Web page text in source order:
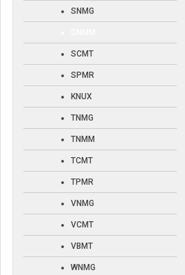
SNMG
SCMT
SPMR
KNUX
TNMG
TNMM
TCMT
TPMR
VNMG
VCMT
VBMT
WNMG